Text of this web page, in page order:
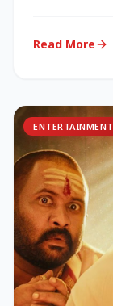
Read More
ENTERTAINMENT